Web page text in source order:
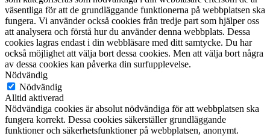
väsentliga för att de grundläggande funktionerna på webbplatsen ska
fungera. Vi använder också cookies från tredje part som hjälper oss
att analysera och förstå hur du använder denna webbplats. Dessa
cookies lagras endast i din webbläsare med ditt samtycke. Du har
också möjlighet att välja bort dessa cookies. Men att välja bort några
av dessa cookies kan påverka din surfupplevelse.
Nödvändig
Nödvändig
Alltid aktiverad
Nödvändiga cookies är absolut nödvändiga för att webbplatsen ska
fungera korrekt. Dessa cookies säkerställer grundläggande
funktioner och säkerhetsfunktioner på webbplatsen, anonymt.